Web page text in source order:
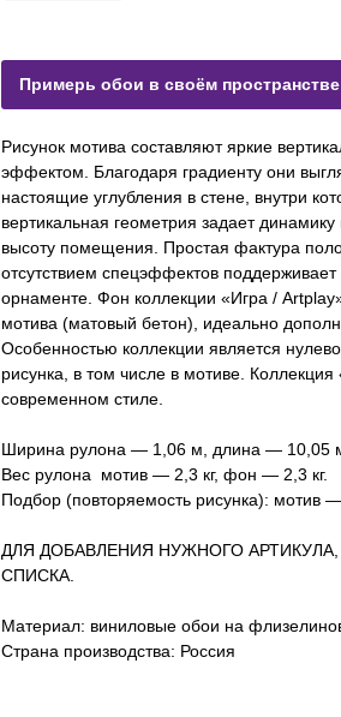
Примерь обои в своём пространстве
Рисунок мотива составляют яркие
эффектом. Благодаря градиенту они
настоящие углубления в стене, внутри
вертикальная геометрия задает
высоту помещения. Простая фактура
отсутствием спецэффектов
орнаменте. Фон коллекции «Игра /
мотива (матовый бетон), идеально
Особенностью коллекции является
рисунка, в том числе в мотиве.
современном стиле.
Ширина рулона — 1,06 м, длина — 10,05
Вес рулона мотив — 2,3 кг, фон — 2,3 кг.
Подбор (повторяемость рисунка):
ДЛЯ ДОБАВЛЕНИЯ НУЖНОГО
СПИСКА.
Материал: виниловые обои на
Страна производства: Россия